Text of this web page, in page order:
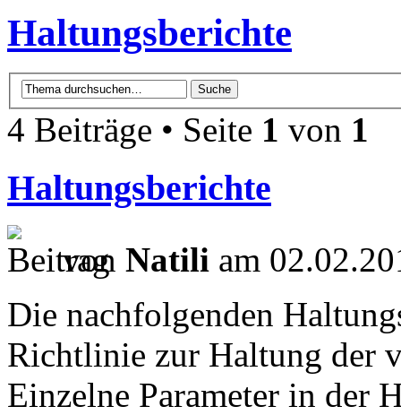
Haltungsberichte
4 Beiträge • Seite 1 von 1
Haltungsberichte
von Natili am
Die nachfolgenden
Richtlinie zur Haltung der
Einzelne Parameter in der